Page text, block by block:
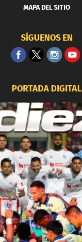
MAPA DEL SITIO
SÍGUENOS EN
PORTADA DIGITAL